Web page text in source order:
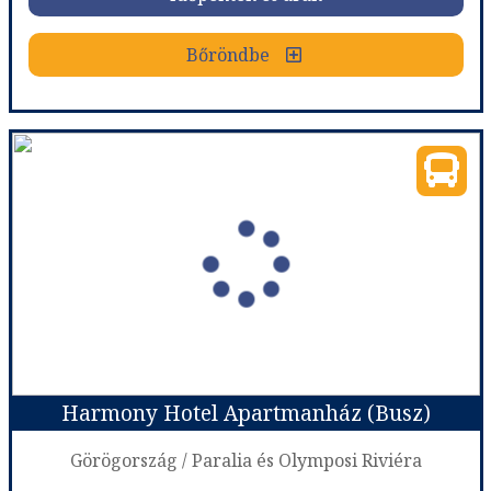
Bőröndbe
Bőröndbe
Grand Blue Apartmanház (Busz)
Görögország
Város:Paralia
Utazás módja:Busszal
Ellátás:leírás szerint
Szálláskategória:Apartman
Szobatípus: 1.em. 101., 3 fő
Időpont: 2026-10-12 | 7 éj
Harmony Hotel Apartmanház (Busz)
Görögország / Paralia és Olymposi Riviéra